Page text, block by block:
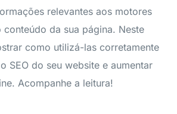
relevantes aos motores
da sua página. Neste
como utilizá-las corretamente
SEO do seu website e aumentar
Acompanhe a leitura!